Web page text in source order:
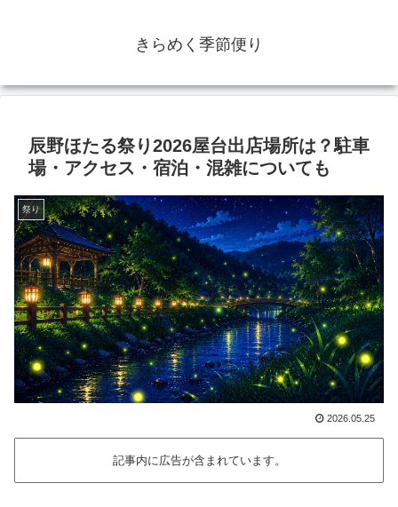
きらめく季節便り
辰野ほたる祭り2026屋台出店場所は？駐車
場・アクセス・宿泊・混雑についても
祭り
2026.05.25
記事内に広告が含まれています。